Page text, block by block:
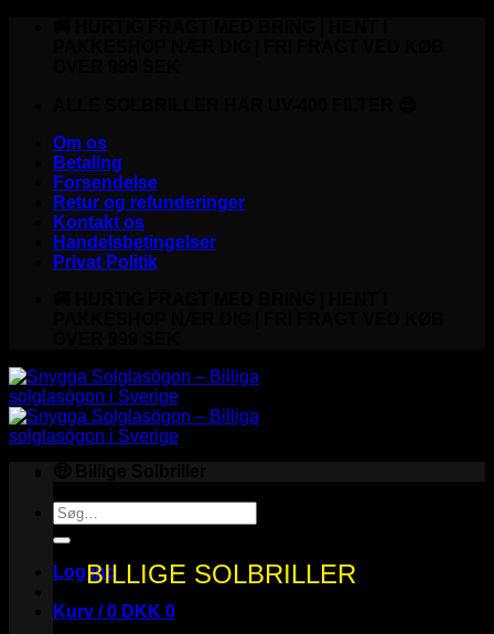
Om os
Betaling
Forsendelse
Retur og refunderinger
Kontakt os
Handelsbetingelser
Privat Politik
Søg
efter:
Log ind
Kurv /0 DKK 0
BILLIGE SOLBRILLER